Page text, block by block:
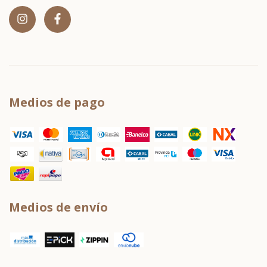
Medios de pago
Medios de envío